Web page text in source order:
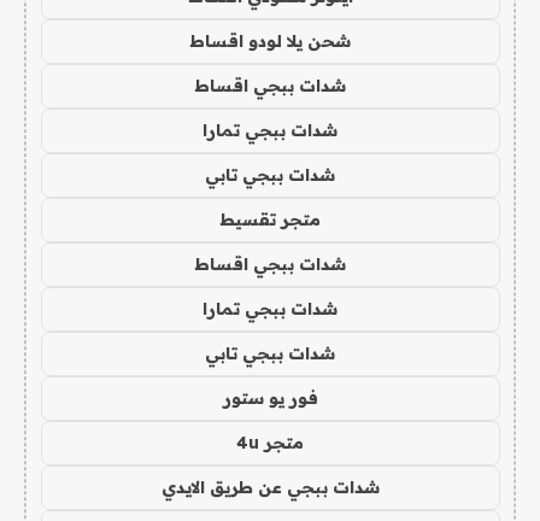
شحن يلا لودو اقساط
شدات ببجي اقساط
شدات ببجي تمارا
شدات ببجي تابي
متجر تقسيط
شدات ببجي اقساط
شدات ببجي تمارا
شدات ببجي تابي
فور يو ستور
متجر 4u
شدات ببجي عن طريق الايدي